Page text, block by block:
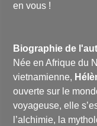
en vous !
Biographie de
Née en Afrique du
vietnamienne,
ouverte sur le
voyageuse, elle
l’alchimie, la